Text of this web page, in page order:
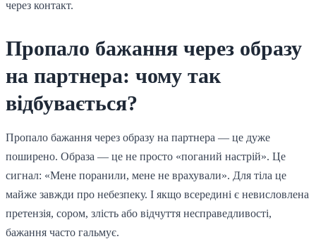
через контакт.
Пропало бажання через образу
на партнера: чому так
відбувається?
Пропало бажання через образу на партнера — це дуже
поширено. Образа — це не просто «поганий настрій». Це
сигнал: «Мене поранили, мене не врахували». Для тіла це
майже завжди про небезпеку. І якщо всередині є невисловлена
претензія, сором, злість або відчуття несправедливості,
бажання часто гальмує.